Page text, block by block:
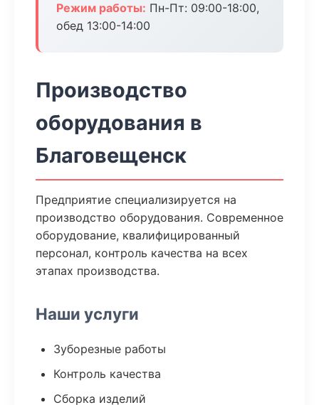
Режим работы: Пн-Пт: 09:00-18:00,
обед 13:00-14:00
Производство
оборудования в
Благовещенск
Предприятие специализируется на
производство оборудования. Современное
оборудование, квалифицированный
персонал, контроль качества на всех
этапах производства.
Наши услуги
Зуборезные работы
Контроль качества
Сборка изделий